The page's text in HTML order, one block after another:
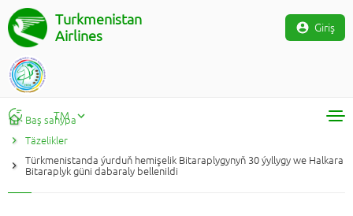
Turkmenistan
Airlines
Giriş
TM
RU
TM
Baş sahypa
Täzelikler
Türkmenistanda ýurduň hemişelik Bitaraplygynyň 30 ýyllygy we Halkara
Bitaraplyk güni dabaraly bellenildi